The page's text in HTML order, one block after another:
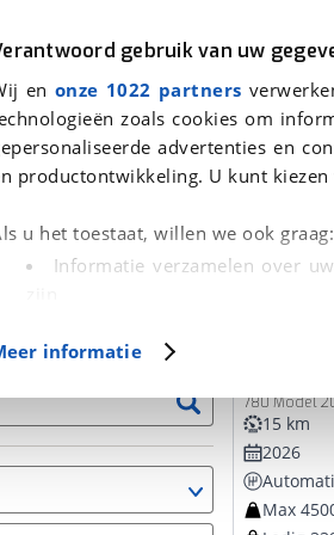
gebruik van uw
en onze 1022 partners
zoals cookies om
advertenties en
productontwikkeling. U kunt
u het toestaat, willen we ook graag:
Informatie verzamelen over
(fingerprinting)
in. U kunt uw
Met cookies en vergelijkbare
cookies zorgen ervoor
informatie
Auto Fiets Motor
voor je
780 Model
15 km
2026
Max